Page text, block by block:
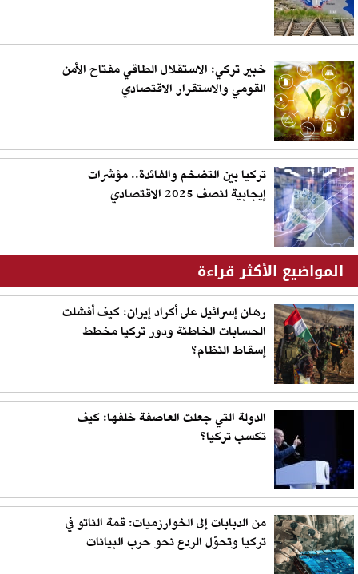
خبير تركي: الاستقلال الطاقي مفتاح الأمن
القومي والاستقرار الاقتصادي
تركيا بين التضخم والفائدة.. مؤشرات
إيجابية لنصف 2025 الاقتصادي
المواضيع الأكثر قراءة
رهان إسرائيل على أكراد إيران: كيف أفشلت
الحسابات الخاطئة ودور تركيا مخطط
إسقاط النظام؟
الدولة التي جعلت العاصفة خلفها: كيف
تكسب تركيا؟
من الدبابات إلى الخوارزميات: قمة الناتو في
تركيا وتحوّل الردع نحو حرب البيانات